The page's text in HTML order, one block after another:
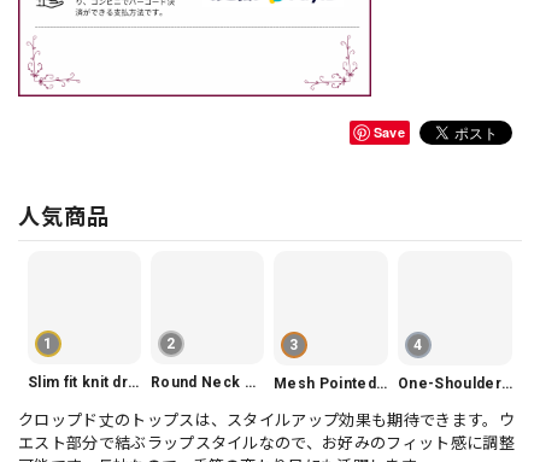
Save
人気商品
1
Slim fit knit dress(3color) V1330
2
Round Neck Tiered Sleeveless Dress V2290
3
Mesh Pointed Toe Pumps V165
4
One-Shoulder Slim-Fit Flattering Mermaid Skirt Dress V2295
クロップド丈のトップスは、スタイルアップ効果も期待できます。ウ
エスト部分で結ぶラップスタイルなので、お好みのフィット感に調整